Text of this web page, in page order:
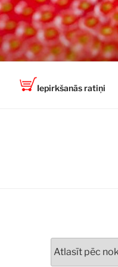
Iepirkšanās ratiņi